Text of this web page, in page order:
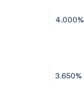
4.000%
3.650%